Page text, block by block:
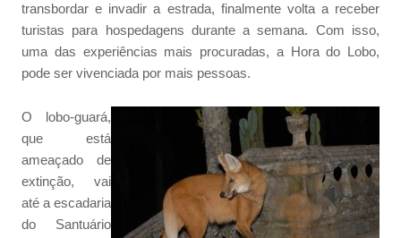
transbordar e invadir a estrada, finalmente volta a receber
turistas para hospedagens durante a semana. Com isso,
uma das experiências mais procuradas, a Hora do Lobo,
pode ser vivenciada por mais pessoas.
O lobo-guará,
que está
ameaçado de
extinção, vai
até a escadaria
do Santuário